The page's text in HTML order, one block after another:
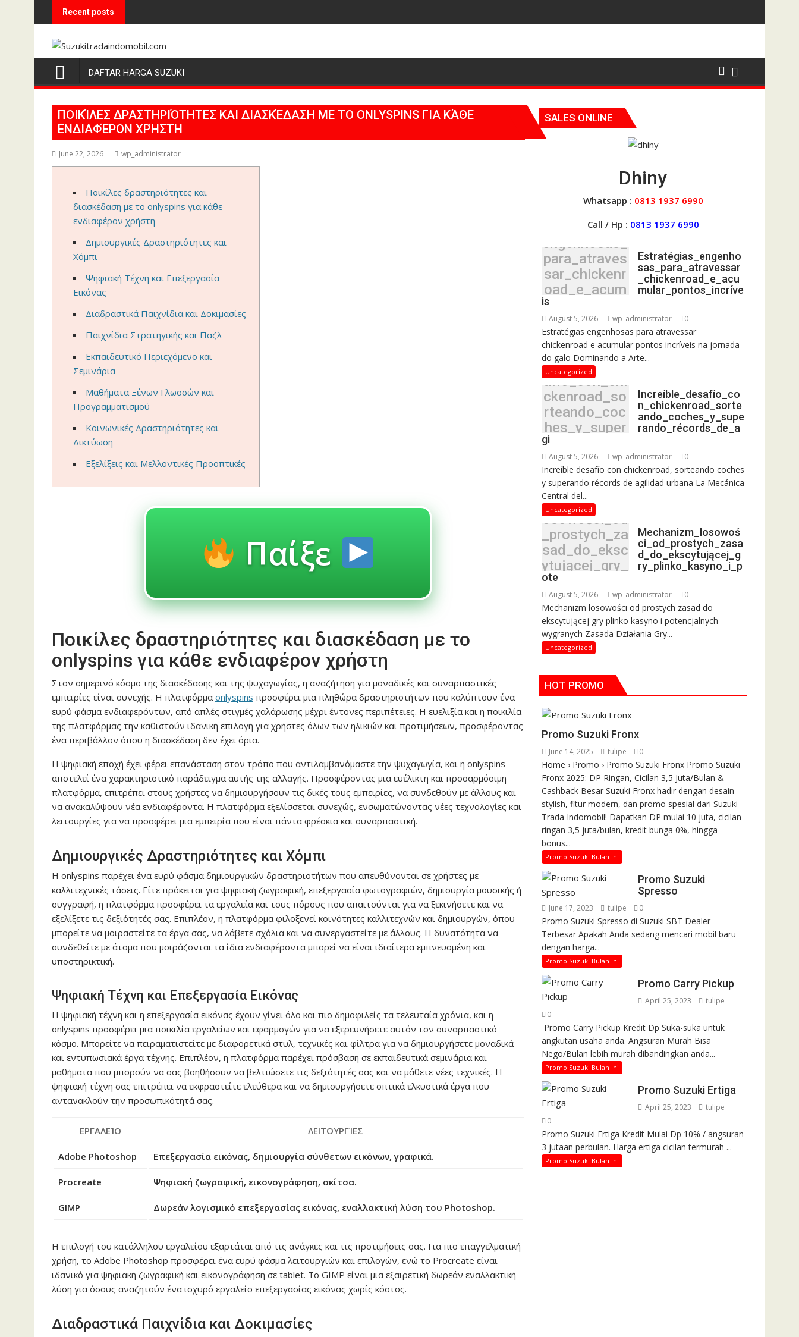
to
Recent posts
DAFTAR HARGA SUZUKI
ΠΟΙΚΊΛΕΣ ΔΡΑΣΤΗΡΙΌΤΗΤΕΣ ΚΑΙ ΔΙΑΣΚΈΔΑΣΗ ΜΕ ΤΟ ONLYSPINS ΓΙΑ ΚΆΘΕ
ΕΝΔΙΑΦΈΡΟΝ ΧΡΉΣΤΗ
June 22, 2026 wp_administrator
Ποικίλες δραστηριότητες και
διασκέδαση με το onlyspins για κάθε
ενδιαφέρον χρήστη
Δημιουργικές Δραστηριότητες και
Χόμπι
Ψηφιακή Τέχνη και Επεξεργασία
Εικόνας
Διαδραστικά Παιχνίδια και Δοκιμασίες
Παιχνίδια Στρατηγικής και Παζλ
Εκπαιδευτικό Περιεχόμενο και
Σεμινάρια
Μαθήματα Ξένων Γλωσσών και
Προγραμματισμού
Κοινωνικές Δραστηριότητες και
Δικτύωση
Εξελίξεις και Μελλοντικές Προοπτικές
Παίξε
Ποικίλες δραστηριότητες και διασκέδαση με το
onlyspins για κάθε ενδιαφέρον χρήστη
Στον σημερινό κόσμο της διασκέδασης και της ψυχαγωγίας, η αναζήτηση για μοναδικές και συναρπαστικές
εμπειρίες είναι συνεχής. Η πλατφόρμα onlyspins προσφέρει μια πληθώρα δραστηριοτήτων που καλύπτουν ένα
ευρύ φάσμα ενδιαφερόντων, από απλές στιγμές χαλάρωσης μέχρι έντονες περιπέτειες. Η ευελιξία και η ποικιλία
της πλατφόρμας την καθιστούν ιδανική επιλογή για χρήστες όλων των ηλικιών και προτιμήσεων, προσφέροντας
ένα περιβάλλον όπου η διασκέδαση δεν έχει όρια.
Η ψηφιακή εποχή έχει φέρει επανάσταση στον τρόπο που αντιλαμβανόμαστε την ψυχαγωγία, και η onlyspins
αποτελεί ένα χαρακτηριστικό παράδειγμα αυτής της αλλαγής. Προσφέροντας μια ευέλικτη και προσαρμόσιμη
πλατφόρμα, επιτρέπει στους χρήστες να δημιουργήσουν τις δικές τους εμπειρίες, να συνδεθούν με άλλους και
να ανακαλύψουν νέα ενδιαφέροντα. Η πλατφόρμα εξελίσσεται συνεχώς, ενσωματώνοντας νέες τεχνολογίες και
λειτουργίες για να προσφέρει μια εμπειρία που είναι πάντα φρέσκια και συναρπαστική.
Δημιουργικές Δραστηριότητες και Χόμπι
Η onlyspins παρέχει ένα ευρύ φάσμα δημιουργικών δραστηριοτήτων που απευθύνονται σε χρήστες με
καλλιτεχνικές τάσεις. Είτε πρόκειται για ψηφιακή ζωγραφική, επεξεργασία φωτογραφιών, δημιουργία μουσικής ή
συγγραφή, η πλατφόρμα προσφέρει τα εργαλεία και τους πόρους που απαιτούνται για να ξεκινήσετε και να
εξελίξετε τις δεξιότητές σας. Επιπλέον, η πλατφόρμα φιλοξενεί κοινότητες καλλιτεχνών και δημιουργών, όπου
μπορείτε να μοιραστείτε τα έργα σας, να λάβετε σχόλια και να συνεργαστείτε με άλλους. Η δυνατότητα να
συνδεθείτε με άτομα που μοιράζονται τα ίδια ενδιαφέροντα μπορεί να είναι ιδιαίτερα εμπνευσμένη και
υποστηρικτική.
Ψηφιακή Τέχνη και Επεξεργασία Εικόνας
Η ψηφιακή τέχνη και η επεξεργασία εικόνας έχουν γίνει όλο και πιο δημοφιλείς τα τελευταία χρόνια, και η
onlyspins προσφέρει μια ποικιλία εργαλείων και εφαρμογών για να εξερευνήσετε αυτόν τον συναρπαστικό
κόσμο. Μπορείτε να πειραματιστείτε με διαφορετικά στυλ, τεχνικές και φίλτρα για να δημιουργήσετε μοναδικά
και εντυπωσιακά έργα τέχνης. Επιπλέον, η πλατφόρμα παρέχει πρόσβαση σε εκπαιδευτικά σεμινάρια και
μαθήματα που μπορούν να σας βοηθήσουν να βελτιώσετε τις δεξιότητές σας και να μάθετε νέες τεχνικές. Η
ψηφιακή τέχνη σας επιτρέπει να εκφραστείτε ελεύθερα και να δημιουργήσετε οπτικά ελκυστικά έργα που
αντανακλούν την προσωπικότητά σας.
ΕΡΓΑΛΕΊΟ ΛΕΙΤΟΥΡΓΊΕΣ
Adobe Photoshop Επεξεργασία εικόνας, δημιουργία σύνθετων εικόνων, γραφικά.
Procreate Ψηφιακή ζωγραφική, εικονογράφηση, σκίτσα.
GIMP Δωρεάν λογισμικό επεξεργασίας εικόνας, εναλλακτική λύση του Photoshop.
Η επιλογή του κατάλληλου εργαλείου εξαρτάται από τις ανάγκες και τις προτιμήσεις σας. Για πιο επαγγελματική
χρήση, το Adobe Photoshop προσφέρει ένα ευρύ φάσμα λειτουργιών και επιλογών, ενώ το Procreate είναι
ιδανικό για ψηφιακή ζωγραφική και εικονογράφηση σε tablet. Το GIMP είναι μια εξαιρετική δωρεάν εναλλακτική
λύση για όσους αναζητούν ένα ισχυρό εργαλείο επεξεργασίας εικόνας χωρίς κόστος.
Διαδραστικά Παιχνίδια και Δοκιμασίες
SALES ONLINE
Dhiny
Whatsapp : 0813 1937 6990
Call / Hp : 0813 1937 6990
Estratégias_
engenhosas_
para_atraves
sar_chickenr
oad_e_acum
ular_pontos_
incríveis
Estratégias_engenho
sas_para_atravessar
_chickenroad_e_acu
mular_pontos_incríve
is
August 5, 2026 wp_administrator 0
Estratégias engenhosas para atravessar
chickenroad e acumular pontos incríveis na jornada
do galo Dominando a Arte...
Uncategorized
Increíble_des
afío_con_chi
ckenroad_so
rteando_coc
hes_y_super
ando_récord
s_de_agi
Increíble_desafío_co
n_chickenroad_sorte
ando_coches_y_supe
rando_récords_de_a
gi
August 5, 2026 wp_administrator 0
Increíble desafío con chickenroad, sorteando coches
y superando récords de agilidad urbana La Mecánica
Central del...
Uncategorized
Mechanizm_l
osowości_od
_prostych_za
sad_do_eksc
ytującej_gry_
plinko_kasyn
o_i_pote
Mechanizm_losowoś
ci_od_prostych_zasa
d_do_ekscytującej_g
ry_plinko_kasyno_i_p
ote
August 5, 2026 wp_administrator 0
Mechanizm losowości od prostych zasad do
ekscytującej gry plinko kasyno i potencjalnych
wygranych Zasada Działania Gry...
Uncategorized
HOT PROMO
Promo Suzuki Fronx
June 14, 2025 tulipe 0
Home › Promo › Promo Suzuki Fronx Promo Suzuki
Fronx 2025: DP Ringan, Cicilan 3,5 Juta/Bulan &
Cashback Besar Suzuki Fronx hadir dengan desain
stylish, fitur modern, dan promo spesial dari Suzuki
Trada Indomobil! Dapatkan DP mulai 10 juta, cicilan
ringan 3,5 juta/bulan, kredit bunga 0%, hingga
bonus...
Promo Suzuki Bulan Ini
Promo Suzuki
Spresso
June 17, 2023 tulipe 0
Promo Suzuki Spresso di Suzuki SBT Dealer
Terbesar Apakah Anda sedang mencari mobil baru
dengan harga...
Promo Suzuki Bulan Ini
Promo Carry Pickup
April 25, 2023
tulipe
0
Promo Carry Pickup Kredit Dp Suka-suka untuk
angkutan usaha anda. Angsuran Murah Bisa
Nego/Bulan lebih murah dibandingkan anda...
Promo Suzuki Bulan Ini
Promo Suzuki Ertiga
April 25, 2023
tulipe
0
Promo Suzuki Ertiga Kredit Mulai Dp 10% / angsuran
3 jutaan perbulan. Harga ertiga cicilan termurah ...
Promo Suzuki Bulan Ini